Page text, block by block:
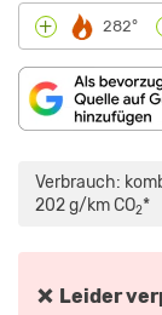
+ 282°
Verbrauch:
202 g/km CO2*
❌ Leider
MAPS.GOOGLE.DE
ANZEIGEN
ERNSTHAFT
63.000
EURO
AUTO